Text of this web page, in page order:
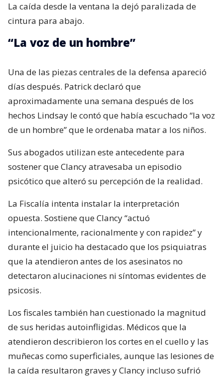
La caída desde la ventana la dejó paralizada de
cintura para abajo.
“La voz de un hombre”
Una de las piezas centrales de la defensa apareció
días después. Patrick declaró que
aproximadamente una semana después de los
hechos Lindsay le contó que había escuchado “la voz
de un hombre” que le ordenaba matar a los niños.
Sus abogados utilizan este antecedente para
sostener que Clancy atravesaba un episodio
psicótico que alteró su percepción de la realidad.
La Fiscalía intenta instalar la interpretación
opuesta. Sostiene que Clancy “actuó
intencionalmente, racionalmente y con rapidez” y
durante el juicio ha destacado que los psiquiatras
que la atendieron antes de los asesinatos no
detectaron alucinaciones ni síntomas evidentes de
psicosis.
Los fiscales también han cuestionado la magnitud
de sus heridas autoinfligidas. Médicos que la
atendieron describieron los cortes en el cuello y las
muñecas como superficiales, aunque las lesiones de
la caída resultaron graves y Clancy incluso sufrió